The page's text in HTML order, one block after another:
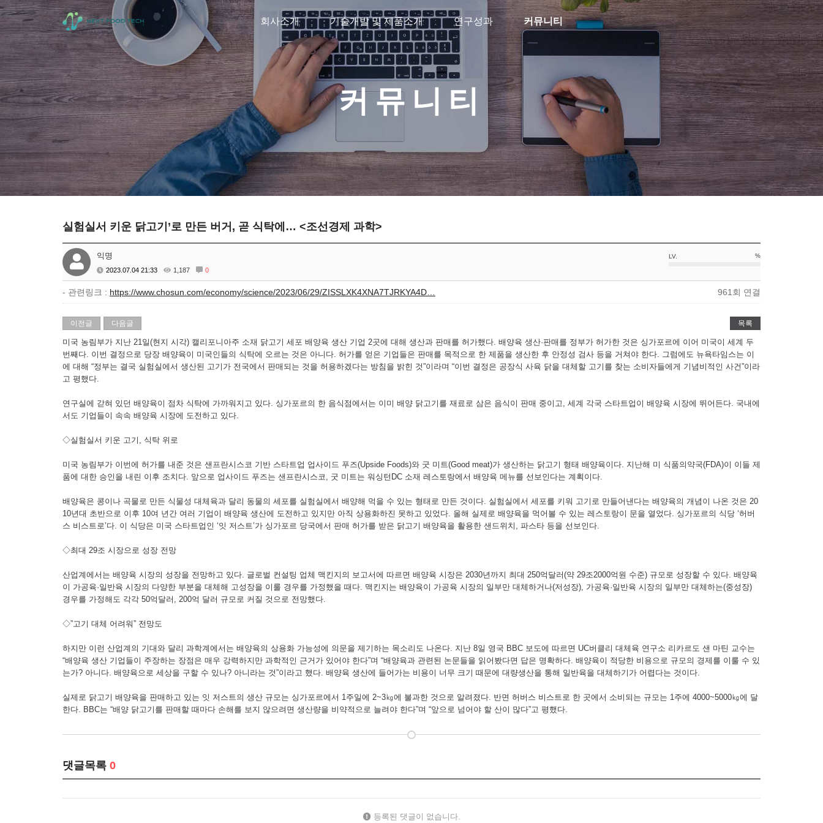
회사소개 기술개발 및 제품소개 연구성과 커뮤니티
커뮤니티
실험실서 키운 닭고기’로 만든 버거, 곧 식탁에… <조선경제 과학>
익명
2023.07.04 21:33 1,187 0
LV. %
- 관련링크 : https://www.chosun.com/economy/science/2023/06/29/ZISSLXK4XNA7TJRKYA4D… 961회 연결
이전글 다음글 목록
미국 농림부가 지난 21일(현지 시각) 캘리포니아주 소재 닭고기 세포 배양육 생산 기업 2곳에 대해 생산과 판매를 허가했다. 배양육 생산·판매를 정부가 허가한 것은 싱가포르에 이어 미국이 세계 두
번째다. 이번 결정으로 당장 배양육이 미국인들의 식탁에 오르는 것은 아니다. 허가를 얻은 기업들은 판매를 목적으로 한 제품을 생산한 후 안정성 검사 등을 거쳐야 한다. 그럼에도 뉴욕타임스는 이
에 대해 “정부는 결국 실험실에서 생산된 고기가 전국에서 판매되는 것을 허용하겠다는 방침을 밝힌 것”이라며 “이번 결정은 공장식 사육 닭을 대체할 고기를 찾는 소비자들에게 기념비적인 사건”이라
고 평했다.
연구실에 갇혀 있던 배양육이 점차 식탁에 가까워지고 있다. 싱가포르의 한 음식점에서는 이미 배양 닭고기를 재료로 삼은 음식이 판매 중이고, 세계 각국 스타트업이 배양육 시장에 뛰어든다. 국내에
서도 기업들이 속속 배양육 시장에 도전하고 있다.
◇실험실서 키운 고기, 식탁 위로
미국 농림부가 이번에 허가를 내준 것은 샌프란시스코 기반 스타트업 업사이드 푸즈(Upside Foods)와 굿 미트(Good meat)가 생산하는 닭고기 형태 배양육이다. 지난해 미 식품의약국(FDA)이 이들 제
품에 대한 승인을 내린 이후 조치다. 앞으로 업사이드 푸즈는 샌프란시스코, 굿 미트는 워싱턴DC 소재 레스토랑에서 배양육 메뉴를 선보인다는 계획이다.
배양육은 콩이나 곡물로 만든 식물성 대체육과 달리 동물의 세포를 실험실에서 배양해 먹을 수 있는 형태로 만든 것이다. 실험실에서 세포를 키워 고기로 만들어낸다는 배양육의 개념이 나온 것은 20
10년대 초반으로 이후 10여 년간 여러 기업이 배양육 생산에 도전하고 있지만 아직 상용화하진 못하고 있었다. 올해 실제로 배양육을 먹어볼 수 있는 레스토랑이 문을 열었다. 싱가포르의 식당 ‘허버
스 비스트로’다. 이 식당은 미국 스타트업인 ‘잇 저스트’가 싱가포르 당국에서 판매 허가를 받은 닭고기 배양육을 활용한 샌드위치, 파스타 등을 선보인다.
◇최대 29조 시장으로 성장 전망
산업계에서는 배양육 시장의 성장을 전망하고 있다. 글로벌 컨설팅 업체 맥킨지의 보고서에 따르면 배양육 시장은 2030년까지 최대 250억달러(약 29조2000억원 수준) 규모로 성장할 수 있다. 배양육
이 가공육·일반육 시장의 다양한 부분을 대체해 고성장을 이룰 경우를 가정했을 때다. 맥킨지는 배양육이 가공육 시장의 일부만 대체하거나(저성장), 가공육·일반육 시장의 일부만 대체하는(중성장)
경우를 가정해도 각각 50억달러, 200억 달러 규모로 커질 것으로 전망했다.
◇”고기 대체 어려워” 전망도
하지만 이런 산업계의 기대와 달리 과학계에서는 배양육의 상용화 가능성에 의문을 제기하는 목소리도 나온다. 지난 8일 영국 BBC 보도에 따르면 UC버클리 대체육 연구소 리카르도 샌 마틴 교수는
“배양육 생산 기업들이 주장하는 장점은 매우 강력하지만 과학적인 근거가 있어야 한다”며 “배양육과 관련된 논문들을 읽어봤다면 답은 명확하다. 배양육이 적당한 비용으로 규모의 경제를 이룰 수 있
는가? 아니다. 배양육으로 세상을 구할 수 있나? 아니라는 것”이라고 했다. 배양육 생산에 들어가는 비용이 너무 크기 때문에 대량생산을 통해 일반육을 대체하기가 어렵다는 것이다.
실제로 닭고기 배양육을 판매하고 있는 잇 저스트의 생산 규모는 싱가포르에서 1주일에 2~3㎏에 불과한 것으로 알려졌다. 반면 허버스 비스트로 한 곳에서 소비되는 규모는 1주에 4000~5000㎏에 달
한다. BBC는 “배양 닭고기를 판매할 때마다 손해를 보지 않으려면 생산량을 비약적으로 늘려야 한다”며 “앞으로 넘어야 할 산이 많다”고 평했다.
댓글목록 0
등록된 댓글이 없습니다.